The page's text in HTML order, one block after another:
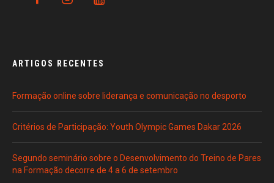
ARTIGOS RECENTES
Formação online sobre liderança e comunicação no desporto
Critérios de Participação: Youth Olympic Games Dakar 2026
Segundo seminário sobre o Desenvolvimento do Treino de Pares
na Formação decorre de 4 a 6 de setembro